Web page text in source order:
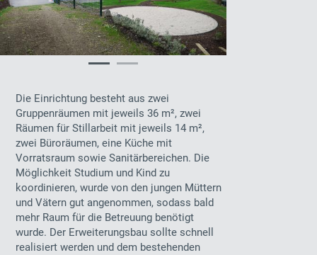
Die Einrichtung besteht aus zwei
Gruppenräumen mit jeweils 36 m², zwei
Räumen für Stillarbeit mit jeweils 14 m²,
zwei Büroräumen, eine Küche mit
Vorratsraum sowie Sanitärbereichen. Die
Möglichkeit Studium und Kind zu
koordinieren, wurde von den jungen Müttern
und Vätern gut angenommen, sodass bald
mehr Raum für die Betreuung benötigt
wurde. Der Erweiterungsbau sollte schnell
realisiert werden und dem bestehenden